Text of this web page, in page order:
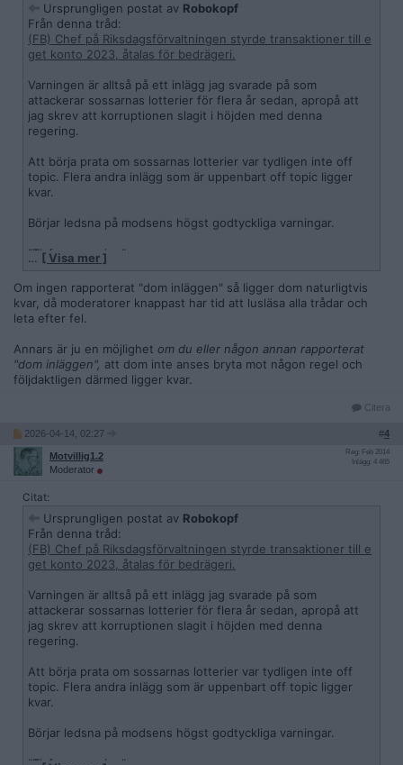
att genererar detta varning eller ens anses vara off
topic är sinnessjukt, enligt mig
göra.
Vänliga hälsningar
/ Moderator
Ursprungligen postat av Robokopf
Från denna tråd:
(FB) Chef på Riksdagsförvaltningen styrde transaktioner till e
get konto 2023, åtalas för bedrägeri.
Varningen är alltså på ett inlägg jag svarade på som
attackerar sossarnas lotterier för flera år sedan, apropå att
jag skrev att korruptionen slagit i höjden med denna
regering.
Att börja prata om sossarnas lotterier var tydligen inte off
topic. Flera andra inlägg som är uppenbart off topic ligger
kvar.
Börjar ledsna på modsens högst godtyckliga varningar.
"Tjafsgenerering"
Är det nån ny regel och varför varnas inte isåfall dom som i
tråden börjar tjafsa om annat?
Deras inlägg ligger fortfarande kvar.
… [ Visa mer ]
Om ingen rapporterat "dom inläggen" så ligger dom naturligtvis
kvar, då moderatorer knappast har tid att lusläsa alla trådar och
leta efter fel.
Annars är ju en möjlighet om du eller någon annan rapporterat
"dom inläggen", att dom inte anses bryta mot någon regel och
följdaktligen därmed ligger kvar.
Citera
2026-04-14, 02:27 #4
Motvillig1.2
Moderator
Reg: Feb 2014
Inlägg: 4 465
Citat:
Ursprungligen postat av Robokopf
Från denna tråd:
(FB) Chef på Riksdagsförvaltningen styrde transaktioner till e
get konto 2023, åtalas för bedrägeri.
Varningen är alltså på ett inlägg jag svarade på som
attackerar sossarnas lotterier för flera år sedan, apropå att
jag skrev att korruptionen slagit i höjden med denna
regering.
Att börja prata om sossarnas lotterier var tydligen inte off
topic. Flera andra inlägg som är uppenbart off topic ligger
kvar.
Börjar ledsna på modsens högst godtyckliga varningar.